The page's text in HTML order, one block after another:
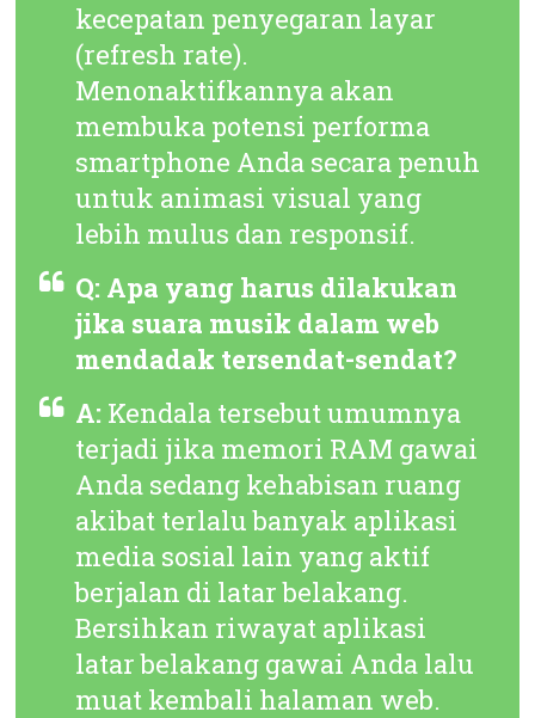
kecepatan penyegaran layar
(refresh rate).
Menonaktifkannya akan
membuka potensi performa
smartphone Anda secara penuh
untuk animasi visual yang
lebih mulus dan responsif.
Q: Apa yang harus dilakukan
jika suara musik dalam web
mendadak tersendat-sendat?
A: Kendala tersebut umumnya
terjadi jika memori RAM gawai
Anda sedang kehabisan ruang
akibat terlalu banyak aplikasi
media sosial lain yang aktif
berjalan di latar belakang.
Bersihkan riwayat aplikasi
latar belakang gawai Anda lalu
muat kembali halaman web.